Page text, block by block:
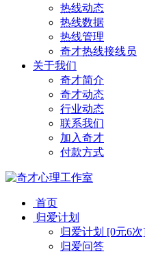
热线动态
热线数据
热线管理
奇才热线接线员
关于我们
奇才简介
奇才动态
行业动态
联系我们
加入奇才
付款方式
首页
归爱计划
归爱计划 [0元6
归爱问答